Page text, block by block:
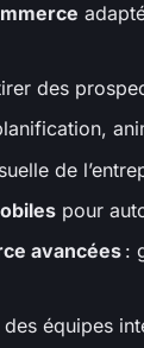
des
de
pour
avancées :
équipes